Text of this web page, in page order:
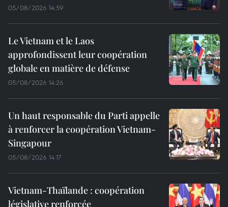
05/08/2026 14:59
Le Vietnam et le Laos
approfondissent leur coopération
globale en matière de défense
05/08/2026 14:26
Un haut responsable du Parti appelle
à renforcer la coopération Vietnam-
Singapour
05/08/2026 14:17
Vietnam-Thaïlande : coopération
législative renforcée